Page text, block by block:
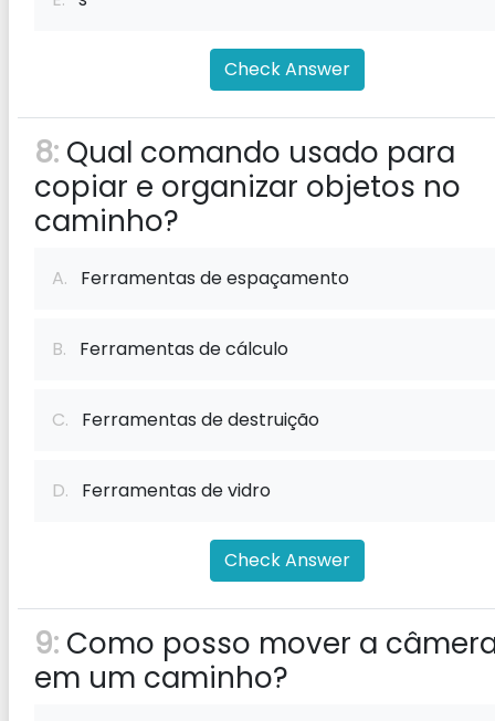
Check Answer
8: Qual comando usado para
copiar e organizar objetos no
caminho?
A. Ferramentas de espaçamento
B. Ferramentas de cálculo
C. Ferramentas de destruição
D. Ferramentas de vidro
Check Answer
9: Como posso mover a
em um caminho?